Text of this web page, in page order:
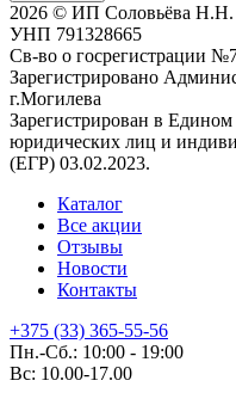
2026 © ИП Соловьёва Н.Н.
УНП 791328665
Св-во о госрегистрации
Зарегистрировано
г.Могилева
Зарегистрирован в Едином
юридических лиц и
(ЕГР) 03.02.2023.
Каталог
Все акции
Отзывы
Новости
Контакты
+375 (33) 365-55-56
Пн.-Сб.: 10:00 - 19:00
Вс: 10.00-17.00